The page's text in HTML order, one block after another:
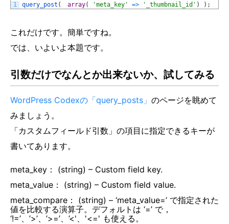
1 query_post ( array( 'meta_key' => '_thumbnail_id' ) ) ;
これだけです。簡単ですね。
では、いよいよ本題です。
引数だけでなんとか出来ないか、試してみる
WordPress Codexの「query_posts」 のページを眺めて
みましょう。
「カスタムフィールド引数」の項目に指定できるキーが
書いてあります。
meta_key： (string) – Custom field key.
meta_value： (string) – Custom field value.
meta_compare： (string) – ‘meta_value=’ で指定された
値を比較する演算子。デフォルトは ‘=’ で，
‘!=’、’>’、’>=’、’<'、'<=' も使える。